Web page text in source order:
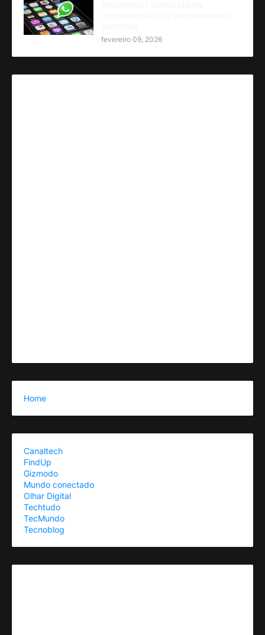
fevereiro 09, 2026
Home
Canaltech
FindUp
Gizmodo
Mundo conectado
Olhar Digital
Techtudo
TecMundo
Tecnoblog